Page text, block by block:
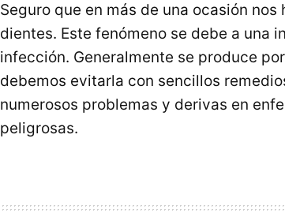
Seguro que en más de una ocasión
dientes. Este fenómeno se debe a una
infección. Generalmente se produce
debemos evitarla con sencillos
numerosos problemas y derivas en
peligrosas.